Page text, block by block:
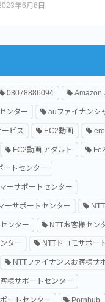
年6月6日
08078886094 Amazon
ンター auファイナンシ
ビス EC2動画
FC2動画 アダルト
ートセンター
ーサポートセンター
ーサポートセンター
ンター NTTお客様セン
ター NTTドコモサポー
NTTファイナンスお客様サ
様サポートセンター
ートセンター Pornhub